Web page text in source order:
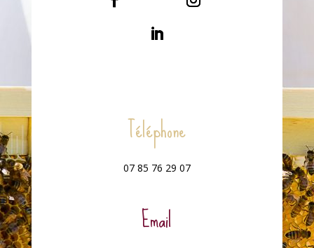
Téléphone
07 85 76 29 07
Email